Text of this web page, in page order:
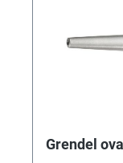
Grendel